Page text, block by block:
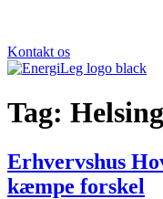
Kontakt os
Tag:
Erhvervshus
kæmpe forskel